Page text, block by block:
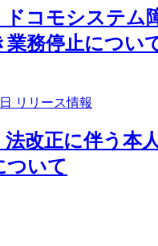
ドコモシステム
業務停止につい
リリース情報
法改正に伴う本
ついて